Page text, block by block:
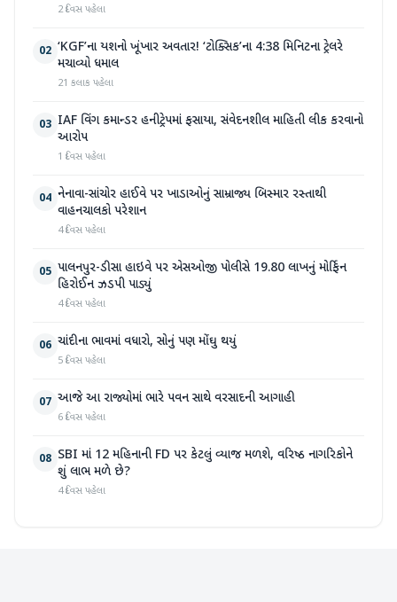
2 દિવસ પહેલા
02 ‘KGF’ના યશનો ખૂંખાર અવતાર! ‘ટોક્સિક’ના 4:38 મિનિટના ટ્રેલરે
મચાવ્યો ધમાલ
21 કલાક પહેલા
03 IAF વિંગ કમાન્ડર હનીટ્રેપમાં ફસાયા, સંવેદનશીલ માહિતી લીક કરવાનો
આરોપ
1 દિવસ પહેલા
04 નેનાવા-સાંચોર હાઈવે પર ખાડાઓનું સામ્રાજ્ય બિસ્માર રસ્તાથી
વાહનચાલકો પરેશાન
4 દિવસ પહેલા
05 પાલનપુર-ડીસા હાઇવે પર એસઓજી પોલીસે 19.80 લાખનું મોર્ફિન
હિરોઈન ઝડપી પાડ્યું
4 દિવસ પહેલા
06 ચાંદીના ભાવમાં વધારો, સોનું પણ મોંઘુ થયું
5 દિવસ પહેલા
07 આજે આ રાજ્યોમાં ભારે પવન સાથે વરસાદની આગાહી
6 દિવસ પહેલા
08 SBI માં 12 મહિનાની FD પર કેટલું વ્યાજ મળશે, વરિષ્ઠ નાગરિકોને
શું લાભ મળે છે?
4 દિવસ પહેલા